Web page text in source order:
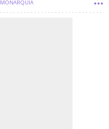
MONARQUÍA